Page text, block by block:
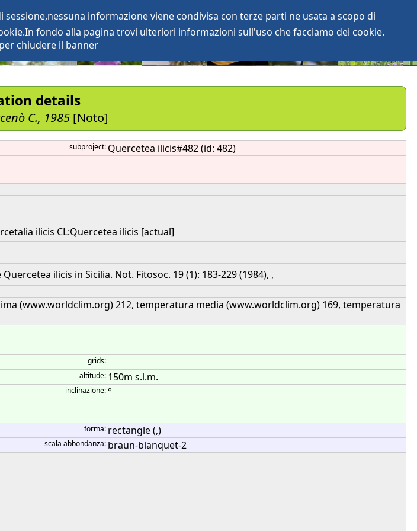
informazione viene condivisa con terze parti ne usata a scopo di
fondo alla pagina trovi ulteriori informazioni sull'uso che facciamo dei cookie.
chiudere il banner
login
anArchive
details
C., 1985 [Noto]
subproject: Quercetea ilicis#482 (id: 482)
ilicis CL:Quercetea ilicis [actual]
ilicis in Sicilia. Not. Fitosoc. 19 (1): 183-229 (1984), ,
(www.worldclim.org) 212, temperatura media (www.worldclim.org) 169, temperatura
grids:
altitude: 150m s.l.m.
inclinazione: °
forma: rectangle (,)
scala abbondanza: braun-blanquet-2